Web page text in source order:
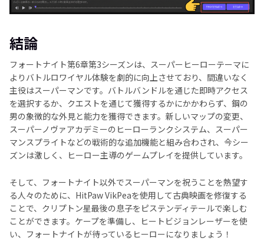
結論
フォートナイト第6章第3シーズンは、スーパーヒーローテーマに
よりバトルロワイヤル体験を劇的に向上させており、間違いなく
主役はスーパーマンです。バトルバンドルを通じた即時アクセス
を選択するか、クエストを通じて獲得するかにかかわらず、鋼の
男の象徴的な外見と能力を獲得できます。新しいマップの変更、
スーパーノヴァアカデミーのヒーローランクシステム、スーパー
マンスプライトなどの戦術的な追加機能と組み合わされ、今シー
ズンは激しく、ヒーロー主導のゲームプレイを提供しています。
そして、フォートナイト以外でスーパーマンを祝うことを熱望す
る人々のために、HitPaw VikPeaを使用して古典映画を修復する
ことで、クリプトン星最後の息子をピステンディテールで楽しむ
ことができます。ケープを準備し、ヒートビジョンレーザーを使
い、フォートナイトが待っているヒーローになりましょう！